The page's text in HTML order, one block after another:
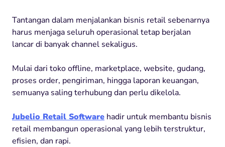
Tantangan dalam menjalankan bisnis retail sebenarnya
harus menjaga seluruh operasional tetap berjalan
lancar di banyak channel sekaligus.
Mulai dari toko offline, marketplace, website, gudang,
proses order, pengiriman, hingga laporan keuangan,
semuanya saling terhubung dan perlu dikelola.
Jubelio Retail Software hadir untuk membantu bisnis
retail membangun operasional yang lebih terstruktur,
efisien, dan rapi.